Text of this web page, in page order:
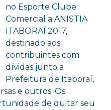
no Esporte Clube
Comercial a ANISTIA
ITABORAÍ 2017,
destinado aos
contribuintes com
dívidas junto a
Prefeitura de Itaboraí,
e outros. Os
de quitar seu